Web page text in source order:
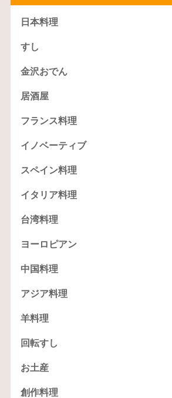
日本料理
すし
金沢おでん
居酒屋
フランス料理
イノベーティブ
スペイン料理
イタリア料理
台湾料理
ヨーロピアン
中国料理
アジア料理
羊料理
回転すし
お土産
創作料理